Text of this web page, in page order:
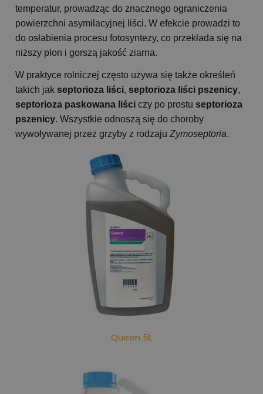
temperatur, prowadząc do znacznego ograniczenia
powierzchni asymilacyjnej liści. W efekcie prowadzi to
do osłabienia procesu fotosyntezy, co przekłada się na
niższy plon i gorszą jakość ziarna.
W praktyce rolniczej często używa się także określeń
takich jak septorioza liści, septorioza liści pszenicy,
septorioza paskowana liści czy po prostu septorioza
pszenicy. Wszystkie odnoszą się do choroby
wywoływanej przez grzyby z rodzaju Zymoseptoria.
Queen 5L